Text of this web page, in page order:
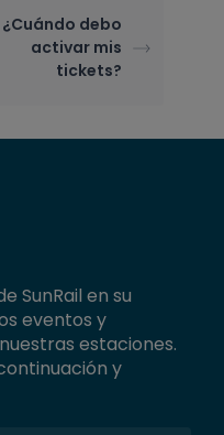
¿Cuándo debo
activar mis
tickets?
SunRail en su
eventos y
estaciones.
y